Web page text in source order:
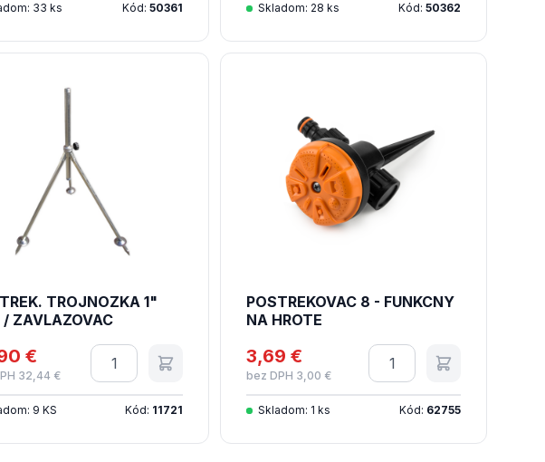
33 ks Kód: 50361 Skladom: 28 ks Kód: 50362
TROJNOZKA 1"
/ ZAVLAZOVAC
€
32,44 €
Množstvo
9 KS Kód: 11721
POSTREKOVAC 8 - FUNKCNY
NA HROTE
3,69 €
bez DPH 3,00 €
Množstvo
Skladom: 1 ks Kód: 62755